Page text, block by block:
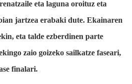
eta laguna oroituz eta
jartzea erabaki dute. Ekainaren
eta talde ezberdinen parte
zaio goizeko sailkatze faseari,
finalari.